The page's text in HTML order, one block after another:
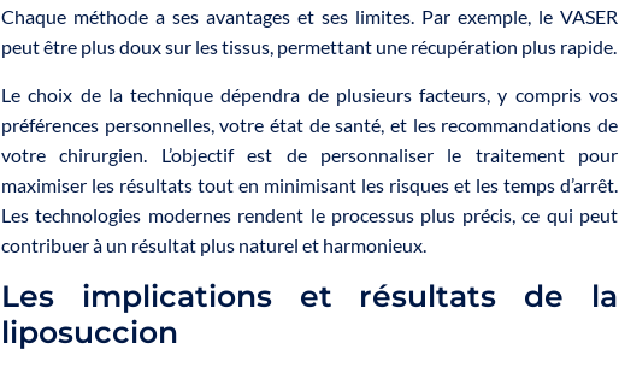
Chaque méthode a ses avantages et ses limites. Par exemple, le VASER
peut être plus doux sur les tissus, permettant une récupération plus rapide.
Le choix de la technique dépendra de plusieurs facteurs, y compris vos
préférences personnelles, votre état de santé, et les recommandations de
votre chirurgien. L’objectif est de personnaliser le traitement pour
maximiser les résultats tout en minimisant les risques et les temps d’arrêt.
Les technologies modernes rendent le processus plus précis, ce qui peut
contribuer à un résultat plus naturel et harmonieux.
Les implications et résultats de la
liposuccion